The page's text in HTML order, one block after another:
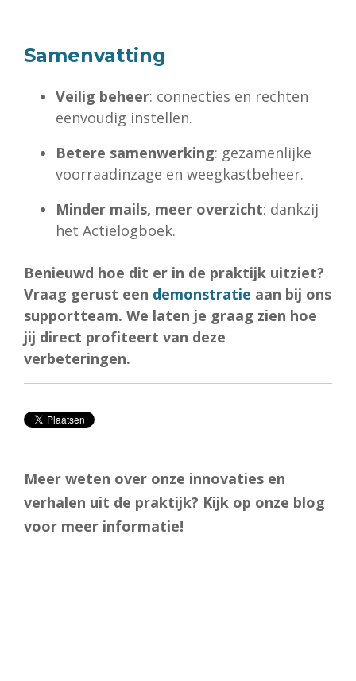
Samenvatting
Veilig beheer: connecties en rechten
eenvoudig instellen.
Betere samenwerking: gezamenlijke
voorraadinzage en weegkastbeheer.
Minder mails, meer overzicht: dankzij
het Actielogboek.
Benieuwd hoe dit er in de praktijk uitziet?
Vraag gerust een demonstratie aan bij ons
supportteam. We laten je graag zien hoe
jij direct profiteert van deze
verbeteringen.
Meer weten over onze innovaties en
verhalen uit de praktijk? Kijk op onze blog
voor meer informatie!